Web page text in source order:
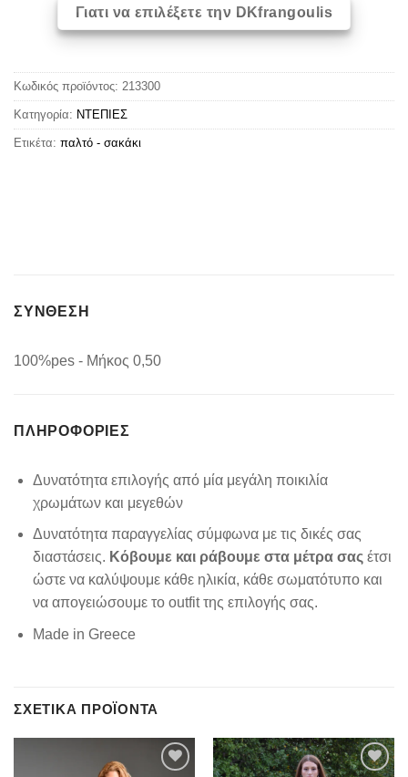
Γιατι να επιλέξετε την DKfrangoulis
Κωδικός προϊόντος: 213300
Κατηγορία: ΝΤΕΠΙΕΣ
Ετικέτα: παλτό - σακάκι
ΣΥΝΘΕΣΗ
100%pes - Μήκος 0,50
ΠΛΗΡΟΦΟΡΊΕΣ
Δυνατότητα επιλογής από μία μεγάλη ποικιλία
χρωμάτων και μεγεθών
Δυνατότητα παραγγελίας σύμφωνα με τις δικές σας
διαστάσεις. Κόβουμε και ράβουμε στα μέτρα σας έτσι
ώστε να καλύψουμε κάθε ηλικία, κάθε σωματότυπο και
να απογειώσουμε το outfit της επιλογής σας.
Made in Greece
ΣΧΕΤΙΚΆ ΠΡΟΪΌΝΤΑ